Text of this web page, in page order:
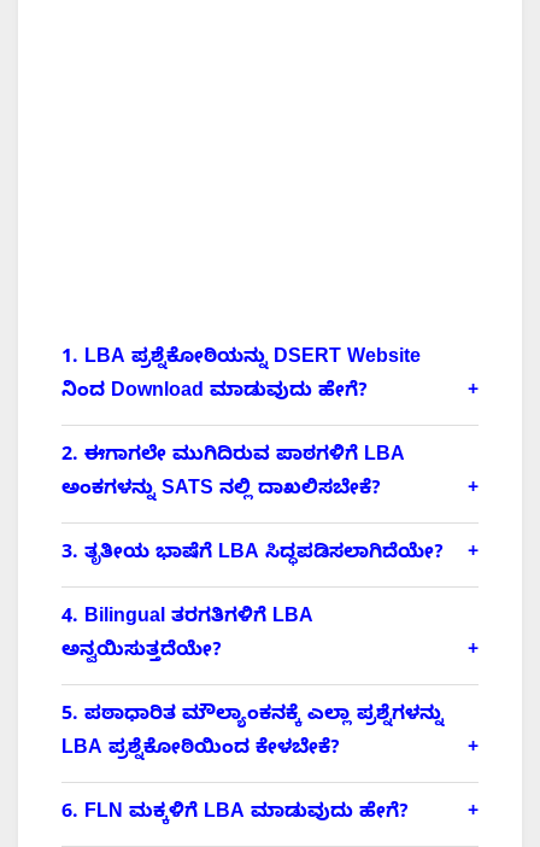
1. LBA ಪ್ರಶ್ನೆಕೋಠಿಯನ್ನು DSERT Website
ನಿಂದ Download ಮಾಡುವುದು ಹೇಗೆ?
2. ಈಗಾಗಲೇ ಮುಗಿದಿರುವ ಪಾಠಗಳಿಗೆ LBA
ಅಂಕಗಳನ್ನು SATS ನಲ್ಲಿ ದಾಖಲಿಸಬೇಕೆ?
3. ತೃತೀಯ ಭಾಷೆಗೆ LBA ಸಿದ್ಧಪಡಿಸಲಾಗಿದೆಯೇ?
4. Bilingual ತರಗತಿಗಳಿಗೆ LBA
ಅನ್ವಯಿಸುತ್ತದೆಯೇ?
5. ಪಠಾಧಾರಿತ ಮೌಲ್ಯಾಂಕನಕ್ಕೆ ಎಲ್ಲಾ ಪ್ರಶ್ನೆಗಳನ್ನು
LBA ಪ್ರಶ್ನೆಕೋಠಿಯಿಂದ ಕೇಳಬೇಕೆ?
6. FLN ಮಕ್ಕಳಿಗೆ LBA ಮಾಡುವುದು ಹೇಗೆ?